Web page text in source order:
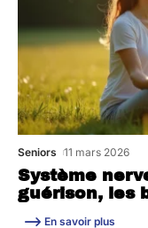
Système
guérison, les
Seniors 11 mars 2026
En savoir plus